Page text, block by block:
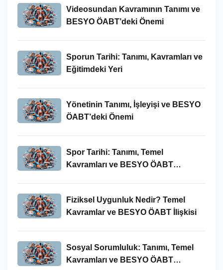
Videosundan Kavramının Tanımı ve
BESYO ÖABT’deki Önemi
Sporun Tarihi: Tanımı, Kavramları ve
Eğitimdeki Yeri
Yönetinin Tanımı, İşleyişi ve BESYO
ÖABT’deki Önemi
Spor Tarihi: Tanımı, Temel
Kavramları ve BESYO ÖABT
Fiziksel Uygunluk Nedir? Temel
Kavramlar ve BESYO ÖABT İlişkisi
Sosyal Sorumluluk: Tanımı, Temel
Kavramları ve BESYO ÖABT